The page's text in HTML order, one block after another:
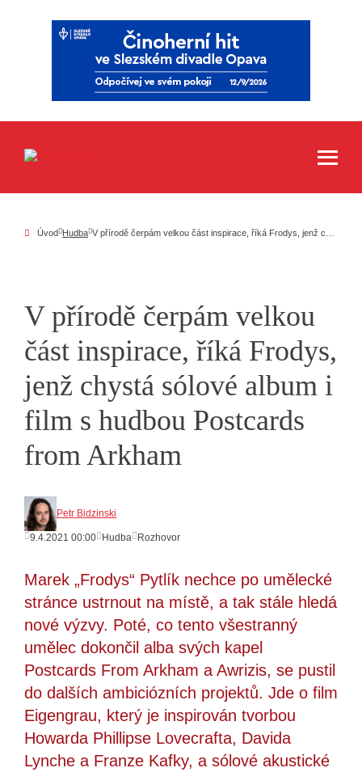
Úvod Hudba
V přírodě čerpám velkou
část inspirace, říká Frodys,
jenž chystá sólové album i
film s hudbou Postcards
from Arkham
Petr Bidzinski
9.4.2021 00:00 Hudba Rozhovor
Marek „Frodys“ Pytlík nechce po umělecké
stránce ustrnout na místě, a tak stále hledá
nové výzvy. Poté, co tento všestranný
umělec dokončil alba svých kapel
Postcards From Arkham a Awrizis, se pustil
do dalších ambiciózních projektů. Jde o film
Eigengrau, který je inspirován tvorbou
Howarda Phillipse Lovecrafta, Davida
Lynche a Franze Kafky, a sólové akustické